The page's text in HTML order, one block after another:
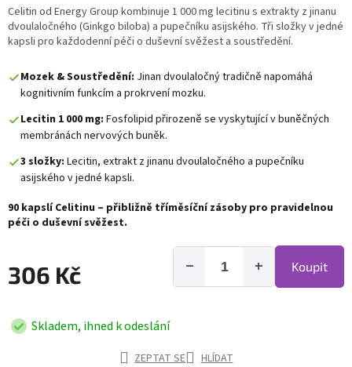
Celitin od Energy Group kombinuje 1 000 mg lecitinu s extrakty z jinanu
dvoulaločného (Ginkgo biloba) a pupečníku asijského. Tři složky v jedné
kapsli pro každodenní péči o duševní svěžest a soustředění.
Mozek & Soustředění: Jinan dvoulaločný tradičně napomáhá
kognitivním funkcím a prokrvení mozku.
Lecitin 1 000 mg: Fosfolipid přirozeně se vyskytující v buněčných
membránách nervových buněk.
3 složky: Lecitin, extrakt z jinanu dvoulaločného a pupečníku
asijského v jedné kapsli.
90 kapslí Celitinu – přibližně tříměsíční zásoby pro pravidelnou
péči o duševní svěžest.
306 Kč +
− Koupit
Skladem, ihned k odeslání
ZEPTAT SE HLÍDAT